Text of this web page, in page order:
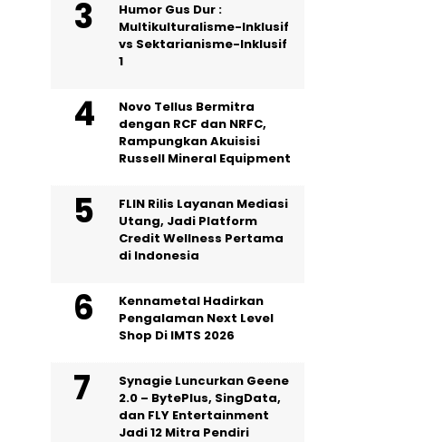
Humor Gus Dur :
Multikulturalisme-Inklusif
vs Sektarianisme-Inklusif
1
Novo Tellus Bermitra
dengan RCF dan NRFC,
Rampungkan Akuisisi
Russell Mineral Equipment
FLIN Rilis Layanan Mediasi
Utang, Jadi Platform
Credit Wellness Pertama
di Indonesia
Kennametal Hadirkan
Pengalaman Next Level
Shop Di IMTS 2026
Synagie Luncurkan Geene
2.0 – BytePlus, SingData,
dan FLY Entertainment
Jadi 12 Mitra Pendiri